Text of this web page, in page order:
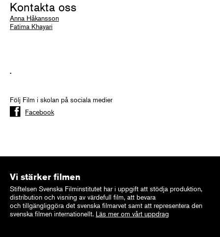
Kontakta oss
Anna Håkansson
Fatima Khayari
.
Följ Film i skolan på sociala medier
Facebook
Vi stärker filmen
Stiftelsen Svenska Filminstitutet har i uppgift att stödja produktion,
distribution och visning av värdefull film, att bevara
och tillgängliggöra det svenska filmarvet samt att representera den
svenska filmen internationellt. Läs mer om vårt uppdrag